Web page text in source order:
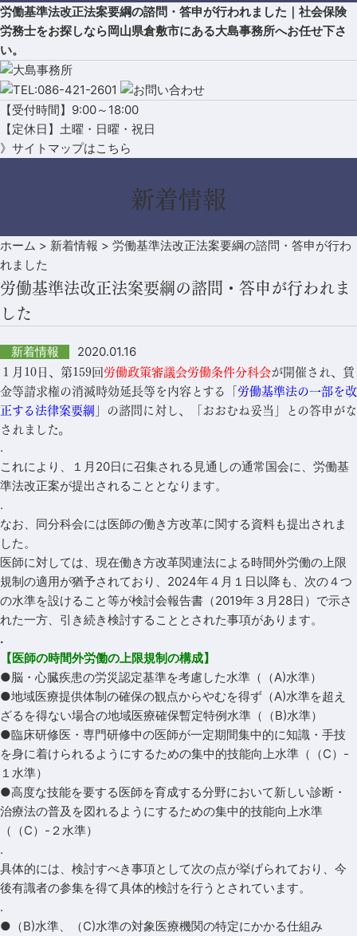
労働基準法改正法案要綱の諮問・答申が行われました｜社会保険
労務士をお探しなら岡山県倉敷市にある大島事務所へお任せ下さ
い。
【受付時間】9:00～18:00
【定休日】土曜・日曜・祝日
》サイトマップはこちら
新着情報
ホーム > 新着情報 > 労働基準法改正法案要綱の諮問・答申が行わ
れました
労働基準法改正法案要綱の諮問・答申が行われま
した
新着情報 2020.01.16
１月10日、第159回労働政策審議会労働条件分科会が開催され、賃
金等請求権の消滅時効延長等を内容とする「労働基準法の一部を改
正する法律案要綱 」の諮問に対し、「おおむね妥当」との答申がな
されました。
.
これにより、１月20日に召集される見通しの通常国会に、労働基
準法改正案が提出されることとなります。
.
なお、同分科会には医師の働き方改革に関する資料も提出されま
した。
医師に対しては、現在働き方改革関連法による時間外労働の上限
規制の適用が猶予されており、2024年４月１日以降も、次の４つ
の水準を設けること等が検討会報告書（2019年３月28日）で示さ
れた一方、引き続き検討することとされた事項があります。
.
【医師の時間外労働の上限規制の構成】
●脳・心臓疾患の労災認定基準を考慮した水準（（A)水準）
●地域医療提供体制の確保の観点からやむを得ず（A)水準を超え
ざるを得ない場合の地域医療確保暫定特例水準（（B)水準）
●臨床研修医・専門研修中の医師が一定期間集中的に知識・手技
を身に着けられるようにするための集中的技能向上水準（（C）-
１水準）
●高度な技能を要する医師を育成する分野において新しい診断・
治療法の普及を図れるようにするための集中的技能向上水準
（（C）-２水準）
.
具体的には、検討すべき事項として次の点が挙げられており、今
後有識者の参集を得て具体的検討を行うとされています。
.
●（B)水準、（C)水準の対象医療機関の特定にかかる仕組み